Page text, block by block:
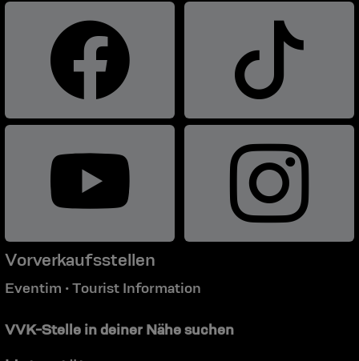
Vorverkaufsstellen
Eventim • Tourist Information
VVK-Stelle in deiner Nähe suchen